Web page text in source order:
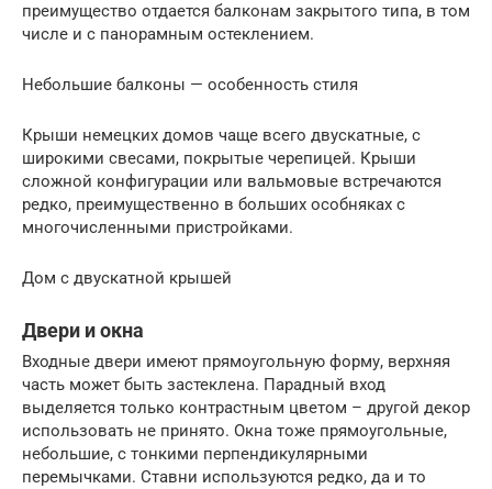
преимущество отдается балконам закрытого типа, в том
числе и с панорамным остеклением.
Небольшие балконы — особенность стиля
Крыши немецких домов чаще всего двускатные, с
широкими свесами, покрытые черепицей. Крыши
сложной конфигурации или вальмовые встречаются
редко, преимущественно в больших особняках с
многочисленными пристройками.
Дом с двускатной крышей
Двери и окна
Входные двери имеют прямоугольную форму, верхняя
часть может быть застеклена. Парадный вход
выделяется только контрастным цветом – другой декор
использовать не принято. Окна тоже прямоугольные,
небольшие, с тонкими перпендикулярными
перемычками. Ставни используются редко, да и то